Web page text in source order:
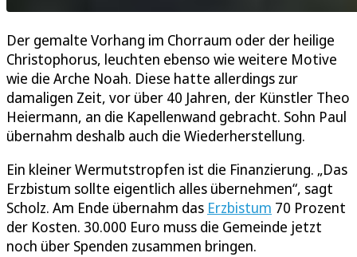
Der gemalte Vorhang im Chorraum oder der heilige
Christophorus, leuchten ebenso wie weitere Motive
wie die Arche Noah. Diese hatte allerdings zur
damaligen Zeit, vor über 40 Jahren, der Künstler Theo
Heiermann, an die Kapellenwand gebracht. Sohn Paul
übernahm deshalb auch die Wiederherstellung.
Ein kleiner Wermutstropfen ist die Finanzierung. „Das
Erzbistum sollte eigentlich alles übernehmen“, sagt
Scholz. Am Ende übernahm das Erzbistum 70 Prozent
der Kosten. 30.000 Euro muss die Gemeinde jetzt
noch über Spenden zusammen bringen.